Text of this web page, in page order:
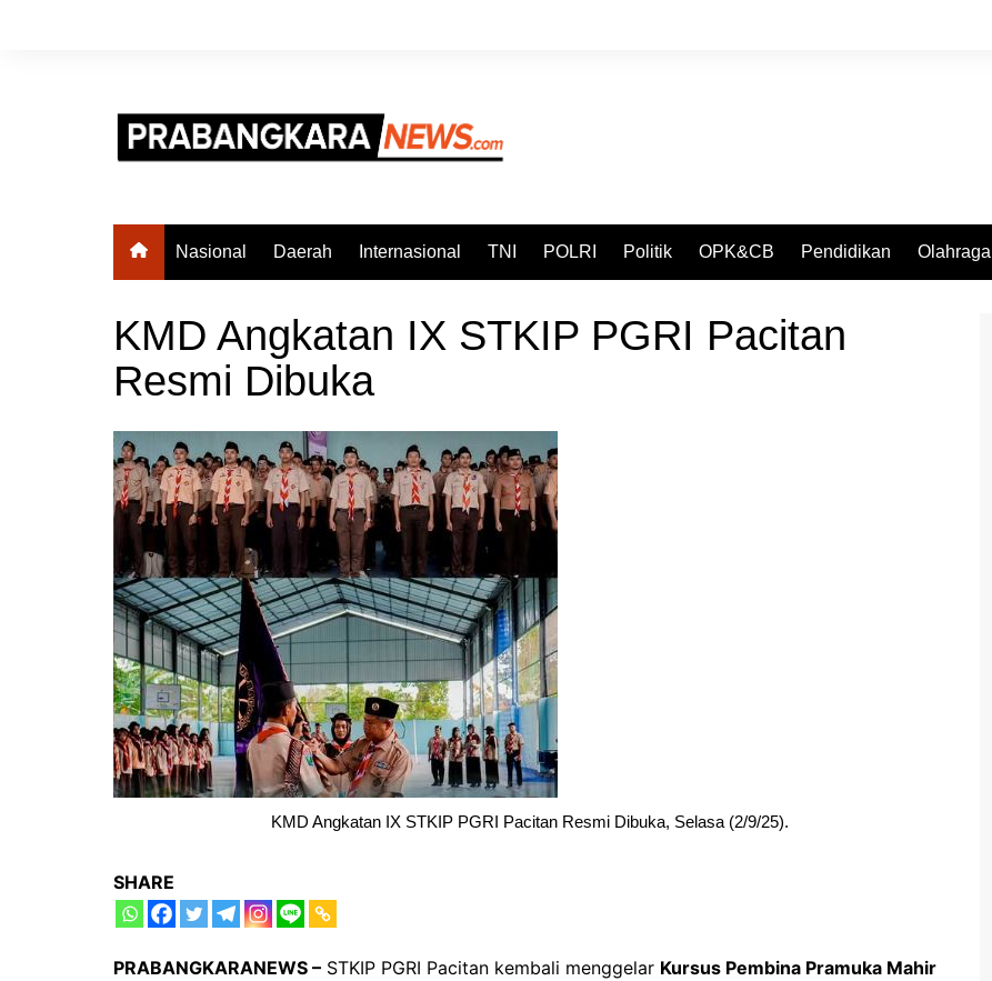
Nasional Daerah Internasional TNI POLRI Politik OPK&CB Pendidikan Olahraga
KMD Angkatan IX STKIP PGRI Pacitan
Resmi Dibuka
KMD Angkatan IX STKIP PGRI Pacitan Resmi Dibuka, Selasa (2/9/25).
SHARE
PRABANGKARANEWS – STKIP PGRI Pacitan kembali menggelar Kursus Pembina Pramuka Mahir